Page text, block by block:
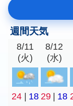
週間天気
8/11
(火)
8/12
(水)
24 18 29 18